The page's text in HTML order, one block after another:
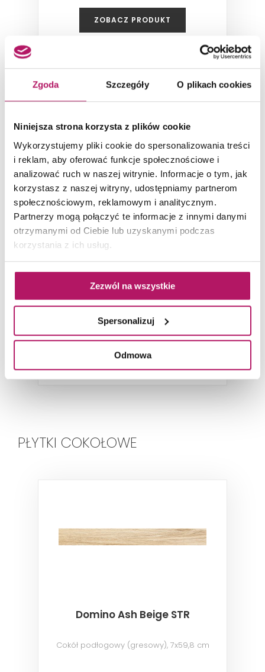
Zgoda Szczegóły O plikach cookies
Niniejsza strona korzysta z plików cookie
Wykorzystujemy pliki cookie do spersonalizowania treści
i reklam, aby oferować funkcje społecznościowe i
analizować ruch w naszej witrynie. Informacje o tym, jak
korzystasz z naszej witryny, udostępniamy partnerom
społecznościowym, reklamowym i analitycznym.
Partnerzy mogą połączyć te informacje z innymi danymi
otrzymanymi od Ciebie lub uzyskanymi podczas
korzystania z ich usług.
Zezwól na wszystkie
Spersonalizuj
Odmowa
ZOBACZ PRODUKT
Domino Ash Grey STR
Płytka podłogowa (gres szkliwiony),
14,8x59,8 cm
ZOBACZ PRODUKT
PŁYTKI COKOŁOWE
Domino Ash Beige STR
Cokół podłogowy (gresowy), 7x59,8 cm